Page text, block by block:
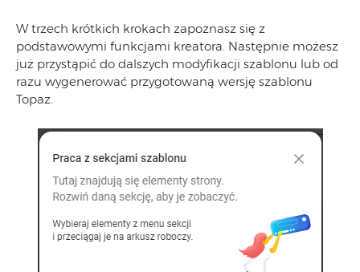
W trzech krótkich krokach zapoznasz się z
podstawowymi funkcjami kreatora. Następnie możesz
już przystąpić do dalszych modyfikacji szablonu lub od
razu wygenerować przygotowaną wersję szablonu
Topaz.